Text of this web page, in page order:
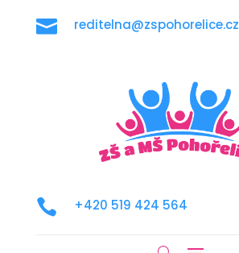
 reditelna@zspohorelice.cz
 +420 519 424 564